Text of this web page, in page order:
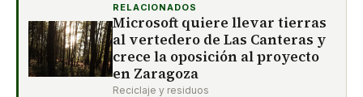
RELACIONADOS
Microsoft quiere llevar tierras
al vertedero de Las Canteras y
crece la oposición al proyecto
en Zaragoza
Reciclaje y residuos